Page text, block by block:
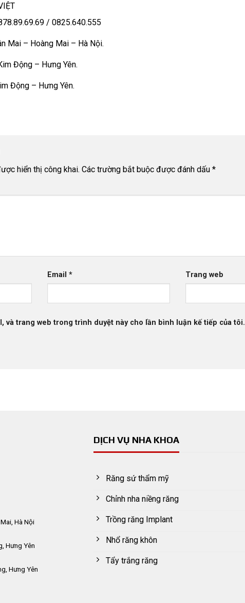
/ 0825.640.555
Mai – Hoàng Mai – Hà Nội.
Động – Hưng Yên.
Động – Hưng Yên.
hiển thị công khai. Các trường bắt buộc được đánh dấu *
Email* Trang web
và trang web trong trình duyệt này cho lần bình luận kế tiếp của tôi.
Hà Nội
Hưng Yên
Hưng Yên
DỊCH VỤ NHA KHOA
Răng sứ thẩm mỹ
Chỉnh nha niềng răng
Trồng răng Implant
Nhổ răng khôn
Tẩy trắng răng